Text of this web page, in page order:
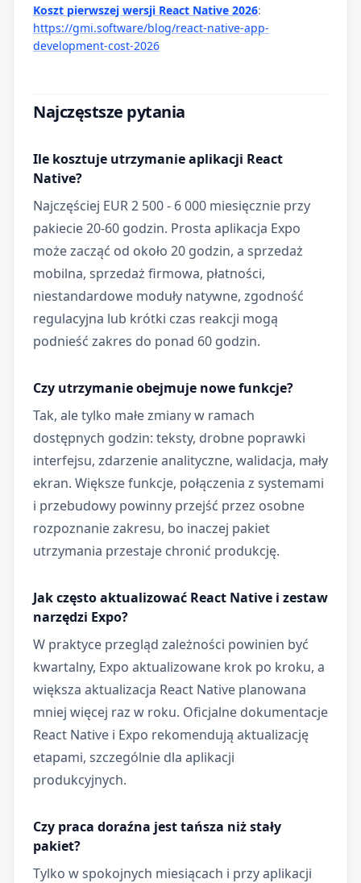
Koszt pierwszej wersji React Native 2026:
https://gmi.software/blog/react-native-app-
development-cost-2026
Najczęstsze pytania
Ile kosztuje utrzymanie aplikacji React
Native?
Najczęściej EUR 2 500 - 6 000 miesięcznie przy
pakiecie 20-60 godzin. Prosta aplikacja Expo
może zacząć od około 20 godzin, a sprzedaż
mobilna, sprzedaż firmowa, płatności,
niestandardowe moduły natywne, zgodność
regulacyjna lub krótki czas reakcji mogą
podnieść zakres do ponad 60 godzin.
Czy utrzymanie obejmuje nowe funkcje?
Tak, ale tylko małe zmiany w ramach
dostępnych godzin: teksty, drobne poprawki
interfejsu, zdarzenie analityczne, walidacja, mały
ekran. Większe funkcje, połączenia z systemami
i przebudowy powinny przejść przez osobne
rozpoznanie zakresu, bo inaczej pakiet
utrzymania przestaje chronić produkcję.
Jak często aktualizować React Native i zestaw
narzędzi Expo?
W praktyce przegląd zależności powinien być
kwartalny, Expo aktualizowane krok po kroku, a
większa aktualizacja React Native planowana
mniej więcej raz w roku. Oficjalne dokumentacje
React Native i Expo rekomendują aktualizację
etapami, szczególnie dla aplikacji
produkcyjnych.
Czy praca doraźna jest tańsza niż stały
pakiet?
Tylko w spokojnych miesiącach i przy aplikacji